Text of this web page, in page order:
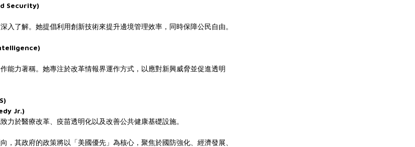
Security)
入了解。她提倡利用創新技術來提升邊境管理效率，同時保障公民自由。
能力著稱。她專注於改革情報界運作方式，以應對新興威脅並促進透明
Jr.)
力於醫療改革、疫苗透明化以及改善公共健康基礎設施。
，其政府的政策將以「美國優先」為核心，聚焦於國防強化、經濟發展、